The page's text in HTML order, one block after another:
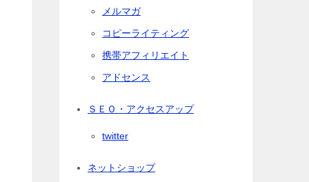
メルマガ
コピーライティング
携帯アフィリエイト
アドセンス
ＳＥＯ・アクセスアップ
twitter
ネットショップ